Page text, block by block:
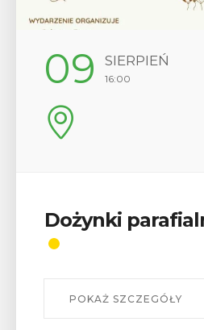
12 SIERPIEŃ
17:00
Wykład „Jak
odznaki na
W środę 12 sierpnia o godz.